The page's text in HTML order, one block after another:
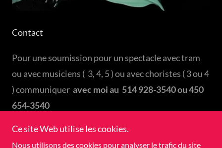
Contact
Pour une soumission pour un spectacle avec tram
ou avec musiciens ( 3, 4, 5 ) ou avec choristes ( 3 ou 4
) communiquer avec moi au 514 928-3540 ou 450
654-3540
Ce site Web utilise les cookies.
Nous utilisons des cookies pour analyser le trafic du site